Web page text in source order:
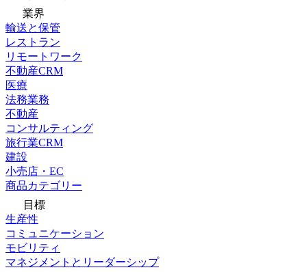
業界
輸送と保管
レストラン
リモートワーク
不動産CRM
医療
法務業務
不動産
コンサルティング
旅行業CRM
建設
小売店・EC
商品カテゴリー
目標
生産性
コミュニケーション
モビリティ
マネジメントとリーダーシップ